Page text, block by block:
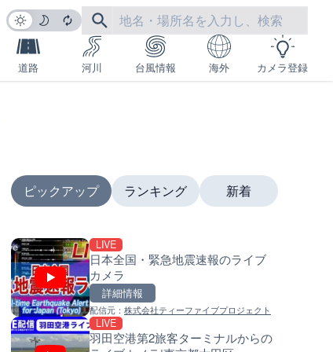
道路 河川 台風情報 海外 カメラ登録
ピックアップ
LIVE
日本全国・緊急地震速報のライブ
カメラ
詳細情報
配信元： 株式会社ティーファイブプロジェクト
LIVE
羽田空港第2旅客ターミナルからの
ランキング
沖永良部島海岸のライブカメ
配信元：和泊町
徳之島町亀津のライブカメラ|
新着
南出川水門付近のライブカメ
配信元：日高町役場
比井川水門付近から比井崎海